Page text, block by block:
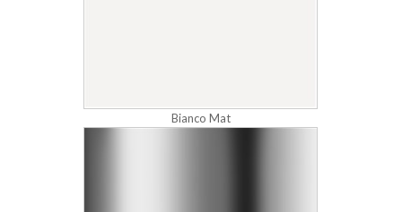
Bianco Mat